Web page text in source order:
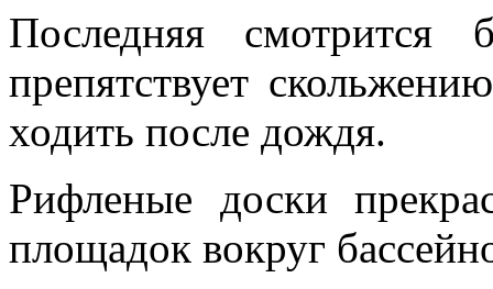
Последняя смотрится
препятствует
ходить после дождя.
Рифленые доски
площадок вокруг